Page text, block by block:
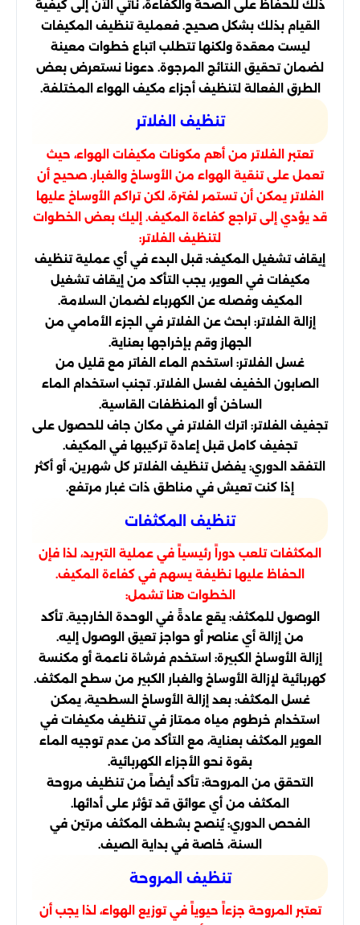
ذلك للحفاظ على الصحة والكفاءة، نأتي الآن إلى كيفية
القيام بذلك بشكل صحيح. فعملية تنظيف المكيفات
ليست معقدة ولكنها تتطلب اتباع خطوات معينة
لضمان تحقيق النتائج المرجوة. دعونا نستعرض بعض
الطرق الفعالة لتنظيف أجزاء مكيف الهواء المختلفة.
تنظيف الفلاتر
تعتبر الفلاتر من أهم مكونات مكيفات الهواء، حيث
تعمل على تنقية الهواء من الأوساخ والغبار. صحيح أن
الفلاتر يمكن أن تستمر لفترة، لكن تراكم الأوساخ عليها
قد يؤدي إلى تراجع كفاءة المكيف. إليك بعض الخطوات
لتنظيف الفلاتر:
إيقاف تشغيل المكيف: قبل البدء في أي عملية تنظيف
مكيفات في العوير، يجب التأكد من إيقاف تشغيل
المكيف وفصله عن الكهرباء لضمان السلامة.
إزالة الفلاتر: ابحث عن الفلاتر في الجزء الأمامي من
الجهاز وقم بإخراجها بعناية.
غسل الفلاتر: استخدم الماء الفاتر مع قليل من
الصابون الخفيف لغسل الفلاتر. تجنب استخدام الماء
الساخن أو المنظفات القاسية.
تجفيف الفلاتر: اترك الفلاتر في مكان جاف للحصول على
تجفيف كامل قبل إعادة تركيبها في المكيف.
التفقد الدوري: يفضل تنظيف الفلاتر كل شهرين، أو أكثر
إذا كنت تعيش في مناطق ذات غبار مرتفع.
تنظيف المكثفات
المكثفات تلعب دوراً رئيسياً في عملية التبريد، لذا فإن
الحفاظ عليها نظيفة يسهم في كفاءة المكيف.
الخطوات هنا تشمل:
الوصول للمكثف: يقع عادةً في الوحدة الخارجية. تأكد
من إزالة أي عناصر أو حواجز تعيق الوصول إليه.
إزالة الأوساخ الكبيرة: استخدم فرشاة ناعمة أو مكنسة
كهربائية لإزالة الأوساخ والغبار الكبير من سطح المكثف.
غسل المكثف: بعد إزالة الأوساخ السطحية، يمكن
استخدام خرطوم مياه ممتاز في تنظيف مكيفات في
العوير المكثف بعناية، مع التأكد من عدم توجيه الماء
بقوة نحو الأجزاء الكهربائية.
التحقق من المروحة: تأكد أيضاً من تنظيف مروحة
المكثف من أي عوائق قد تؤثر على أدائها.
الفحص الدوري: يُنصح بشطف المكثف مرتين في
السنة، خاصة في بداية الصيف.
تنظيف المروحة
تعتبر المروحة جزءاً حيوياً في توزيع الهواء، لذا يجب أن